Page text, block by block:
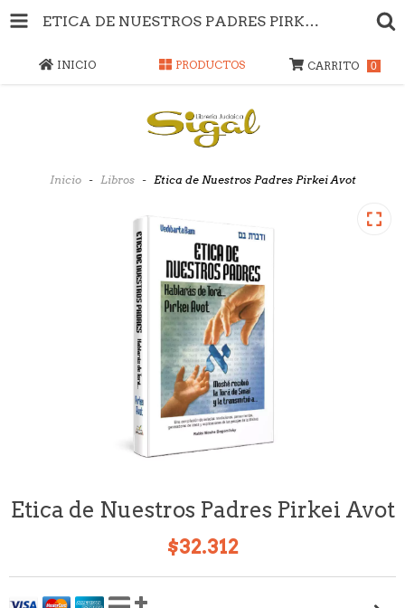
ETICA DE NUESTROS PADRES PIRKEI AVOT
INICIO PRODUCTOS CARRITO 0
Inicio - Libros - Etica de Nuestros Padres Pirkei Avot
Etica de Nuestros Padres Pirkei Avot
$32.312